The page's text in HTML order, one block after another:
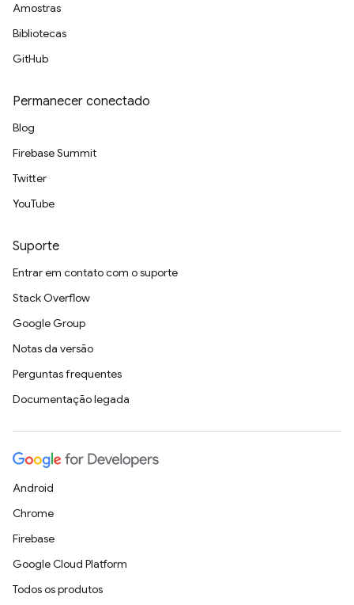
Amostras
Bibliotecas
GitHub
Permanecer conectado
Blog
Firebase Summit
Twitter
YouTube
Suporte
Entrar em contato com o suporte
Stack Overflow
Google Group
Notas da versão
Perguntas frequentes
Documentação legada
Android
Chrome
Firebase
Google Cloud Platform
Todos os produtos